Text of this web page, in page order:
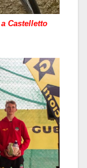
Castelletto